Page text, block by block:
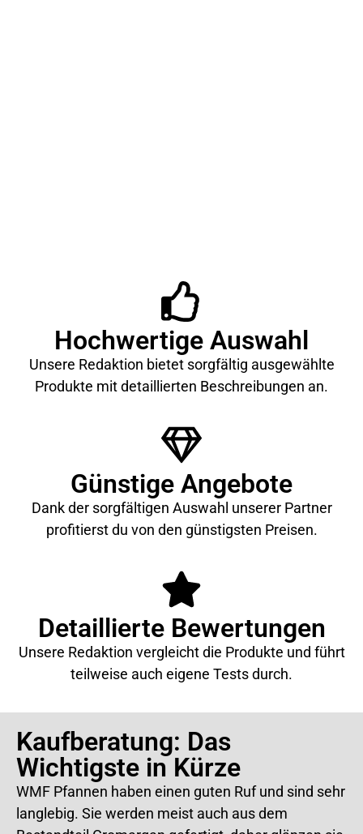
Hochwertige Auswahl
Unsere Redaktion bietet sorgfältig ausgewählte
Produkte mit detaillierten Beschreibungen an.
Günstige Angebote
Dank der sorgfältigen Auswahl unserer Partner
profitierst du von den günstigsten Preisen.
Detaillierte Bewertungen
Unsere Redaktion vergleicht die Produkte und führt
teilweise auch eigene Tests durch.
Kaufberatung: Das
Wichtigste in Kürze
WMF Pfannen haben einen guten Ruf und sind sehr
langlebig. Sie werden meist auch aus dem